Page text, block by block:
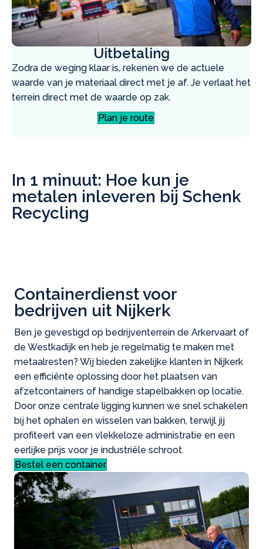
Uitbetaling
Zodra de weging klaar is, rekenen we de actuele
waarde van je materiaal direct met je af. Je verlaat het
terrein direct met de waarde op zak.
Plan je route
In 1 minuut: Hoe kun je
metalen inleveren bij Schenk
Recycling
Containerdienst voor
bedrijven uit Nijkerk
Ben je gevestigd op bedrijventerrein de Arkervaart of
de Westkadijk en heb je regelmatig te maken met
metaalresten? Wij bieden zakelijke klanten in Nijkerk
een efficiënte oplossing door het plaatsen van
afzetcontainers of handige stapelbakken op locatie.
Door onze centrale ligging kunnen we snel schakelen
bij het ophalen en wisselen van bakken, terwijl jij
profiteert van een vlekkeloze administratie en een
eerlijke prijs voor je industriële schroot.
Bestel een container